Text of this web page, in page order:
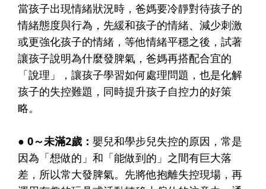
當孩子出現情緒狀況時，爸媽要冷靜對待孩子的
情緒態度與行為，先緩和孩子的情緒、減少刺激
或更強化孩子的情緒，等他情緒平穩之後，試著
讓孩子說明為什麼發脾氣，爸媽再搭配合宜的
「說理」，讓孩子學習如何處理問題，也是化解
孩子的失控難題，同時提升孩子自控力的好策
略。
● 0～未滿2歲： 嬰兒和學步兒失控的原因，常是
因為「想做的」和「能做到的」之間有巨大落
差，所以常大發脾氣。先將他抱離失控現場，再